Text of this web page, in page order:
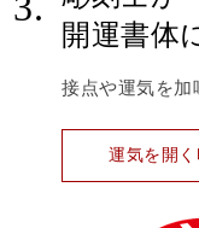
開運書体
接点や運気を加
運気を開く